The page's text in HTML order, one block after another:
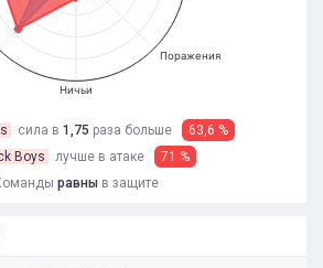
Поражения
Ничьи
сила в 1,75 раза больше
63,6 %
Boys
лучше в атаке
71 %
равны в защите